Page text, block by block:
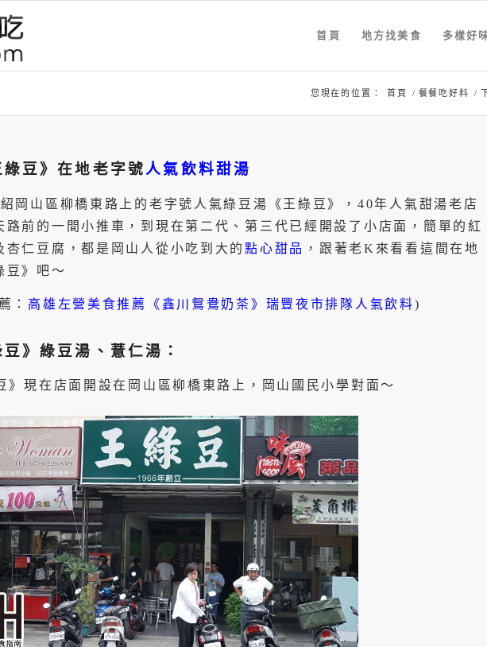
首頁 地方找美食 多樣好
您現在的位置： 首頁 / 餐餐吃好料 /
豆》在地老字號人氣飲料甜湯
岡山區柳橋東路上的老字號人氣綠豆湯《王綠豆》，40年人氣甜湯老店
路前的一間小推車，到現在第二代、第三代已經開設了小店面，簡單的紅
杏仁豆腐，都是岡山人從小吃到大的點心甜品 ，跟著老K來看看這間在地
豆》吧～
： 高雄左營美食推薦《鑫川鴛鴦奶茶》瑞豐夜市排隊人氣飲料)
》綠豆湯、薏仁湯：
》現在店面開設在岡山區柳橋東路上，岡山國民小學對面～